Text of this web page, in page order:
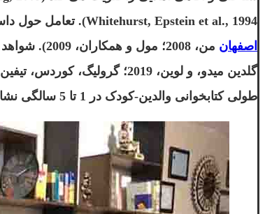
Whitehurst, Epstein et al., 1994). تعامل حول داستان سرایی مشترک در کودکان پیش دبستانی
اصفهان
من، 2008؛
طولی کتابخوانی والدین-کودک در 1 تا 5 سالگی نشان می دهد که میزان داستان سرایی در این محدوده سنی. در